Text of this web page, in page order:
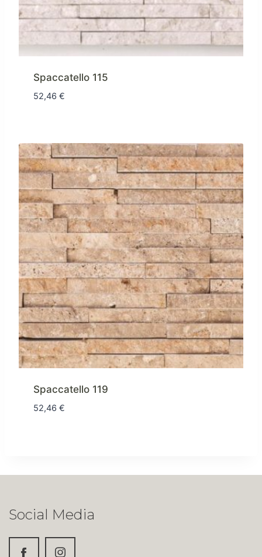
Spaccatello 115
52,46 €
Spaccatello 119
52,46 €
Social Media